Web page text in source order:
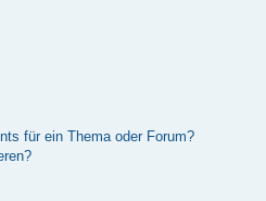
für ein Thema oder Forum?